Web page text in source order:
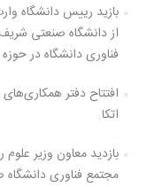
بازید رییس دانشگاه
از دانشگاه صنعتی
فناوری دانشگاه در
افتتاح دفتر
اتکا
بازدید معاون وزیر
مجتمع فناوری